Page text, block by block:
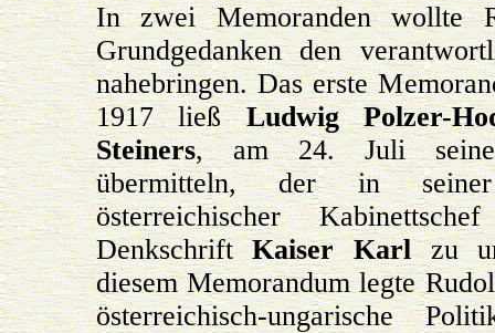
In zwei Memoranden wollte
Grundgedanken den
nahebringen. Das erste
1917 ließLudwig Polzer-
Steiners, am 24. Juli
übermitteln, der in
österreichischer
DenkschriftKaiser Karlzu
diesem Memorandum legte
österreichisch-ungarische